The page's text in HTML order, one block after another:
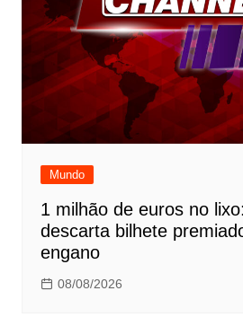
Mundo
1 milhão de euros no
descarta bilhete
engano
08/08/2026